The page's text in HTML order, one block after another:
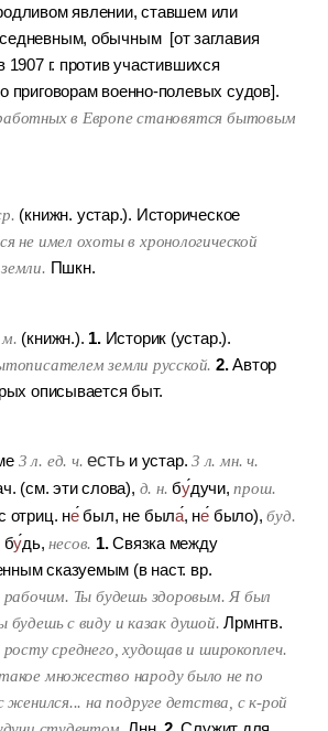
явлении, ставшем или
обычным[от заглавия
1907 г. против участившихся
приговорам военно-полевых судов].
в Европе становятся бытовым
(книжн. устар.). Историческое
не имел охоты в хронологической
Пшкн.
м. (книжн.). 1. Историк (устар.).
земли русской. 2. Автор
описывается быт.
3 л. ед. ч. есть и устар.3 л. мн. ч.
(см. эти слова), д. н. будучи,прош.
отриц. небыл, не была, не было),буд.
будь,несов. 1. Связка между
сказуемым (в наст. вр.
Ты будешь здоровым. Я был
будешь с виду и казак душой. Лрмнтв.
среднего, худощав и широкоплеч.
множество народу было не по
женился... на подруге детства, с к-рой